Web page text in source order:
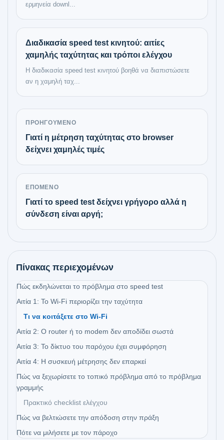
ερμηνεία downl...
Διαδικασία speed test κινητού: αιτίες
χαμηλής ταχύτητας και τρόποι ελέγχου
Η διαδικασία speed test κινητού βοηθά να διαπιστώσετε
αν η χαμηλή ταχ...
ΠΡΟΗΓΟΎΜΕΝΟ
Γιατί η μέτρηση ταχύτητας στο browser
δείχνει χαμηλές τιμές
ΕΠΌΜΕΝΟ
Γιατί το speed test δείχνει γρήγορο αλλά η
σύνδεση είναι αργή;
Πίνακας περιεχομένων
Πώς εκδηλώνεται το πρόβλημα στο speed test
Αιτία 1: Το Wi‑Fi περιορίζει την ταχύτητα
Τι να κοιτάξετε στο Wi‑Fi
Αιτία 2: Ο router ή το modem δεν αποδίδει σωστά
Αιτία 3: Το δίκτυο του παρόχου έχει συμφόρηση
Αιτία 4: Η συσκευή μέτρησης δεν επαρκεί
Πώς να ξεχωρίσετε το τοπικό πρόβλημα από το πρόβλημα
γραμμής
Πρακτικό checklist ελέγχου
Πώς να βελτιώσετε την απόδοση στην πράξη
Πότε να μιλήσετε με τον πάροχο